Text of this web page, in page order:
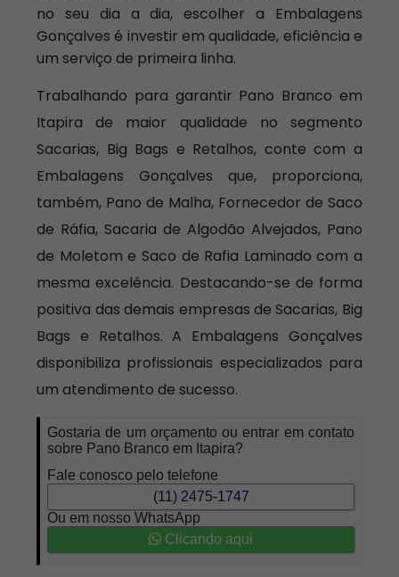
no seu dia a dia, escolher a Embalagens
Gonçalves é investir em qualidade, eficiência e
um serviço de primeira linha.
Trabalhando para garantir Pano Branco em
Itapira de maior qualidade no segmento
Sacarias, Big Bags e Retalhos, conte com a
Embalagens Gonçalves que, proporciona,
também, Pano de Malha, Fornecedor de Saco
de Ráfia, Sacaria de Algodão Alvejados, Pano
de Moletom e Saco de Rafia Laminado com a
mesma excelência. Destacando-se de forma
positiva das demais empresas de Sacarias, Big
Bags e Retalhos. A Embalagens Gonçalves
disponibiliza profissionais especializados para
um atendimento de sucesso.
Gostaria de um orçamento ou entrar em contato
sobre Pano Branco em Itapira?
Fale conosco pelo telefone
(11) 2475-1747
Ou em nosso WhatsApp
Clicando aqui